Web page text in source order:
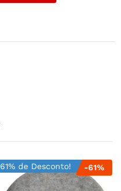
61% de Desconto! -61%